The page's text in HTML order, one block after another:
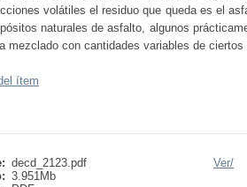
volátiles el residuo que queda es el
naturales de asfalto, algunos
mezclado con cantidades variables de
ítem
decd_2123.pdf
3.951Mb
Ver/